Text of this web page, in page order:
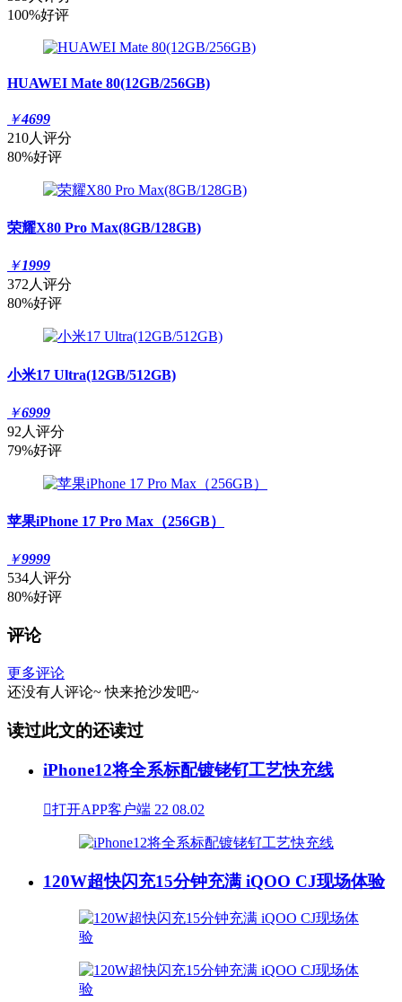
100%好评
HUAWEI Mate 80(12GB/256GB)
￥4699
210人评分
80%好评
荣耀X80 Pro Max(8GB/128GB)
￥1999
372人评分
80%好评
小米17 Ultra(12GB/512GB)
￥6999
92人评分
79%好评
苹果iPhone 17 Pro Max（256GB）
￥9999
534人评分
80%好评
评论
更多评论
还没有人评论~ 快来抢沙发吧~
读过此文的还读过
iPhone12将全系标配镀铑钌工艺快充线
打开APP客户端 22 08.02
120W超快闪充15分钟充满 iQOO CJ现场体验